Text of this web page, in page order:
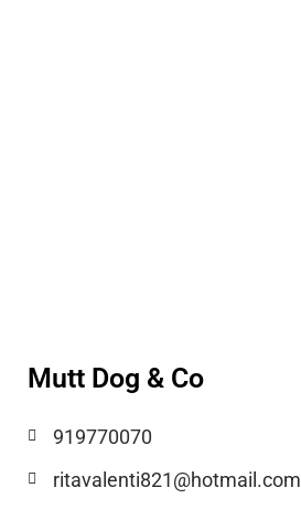
Mutt Dog & Co
919770070
ritavalenti821@hotmail.com